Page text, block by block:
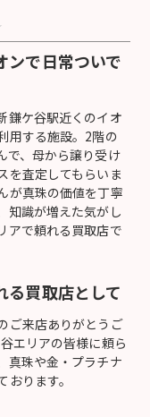
ンで日常ついで
鎌ケ谷駅近くのイオ
用する施設。2階の
で、母から譲り受け
を査定してもらいま
が真珠の価値を丁寧
知識が増えた気がし
アで頼れる買取店で
る買取店として
ご来店ありがとうご
エリアの皆様に頼ら
真珠や金・プラチナ
ります。